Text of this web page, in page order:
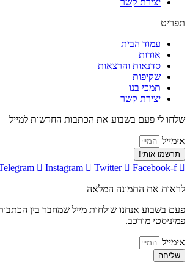
תפריט
עמוד הבית
אודות
סדנאות והרצאות
שקיפות
תמכי בנו
יצירת קשר
שלחו לי פעם בשבוע את הכתבות החדשות למייל
אימייל
תרשמו אותי!
Instagram Twitter Facebook-f
לראות את התמונה המלאה
פעם בשבוע אנחנו שולחות מייל שמחבר בין הכתבות
פמיניסטי מורכב.
אימייל
שליחה